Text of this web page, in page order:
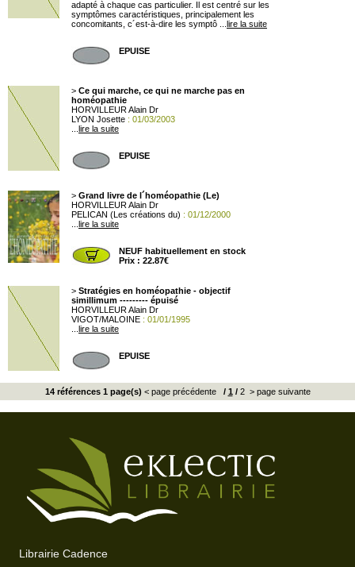
adapté à chaque cas particulier. Il est centré sur les
symptômes caractéristiques, principalement les
concomitants, c´est-à-dire les symptô ... lire la suite
EPUISE
> Ce qui marche, ce qui ne marche pas en
homéopathie
HORVILLEUR Alain Dr
LYON Josette : 01/03/2003
lire la suite
EPUISE
> Grand livre de l´homéopathie (Le)
HORVILLEUR Alain Dr
PELICAN (Les créations du) : 01/12/2000
lire la suite
NEUF habituellement en stock
Prix : 22.87€
> Stratégies en homéopathie - objectif
simillimum --------- épuisé
HORVILLEUR Alain Dr
VIGOT/MALOINE : 01/01/1995
lire la suite
EPUISE
14 références 1 page(s) < page précédente/ 1 /2 > page suivante
Librairie Cadence